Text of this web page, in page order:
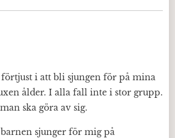
förtjust i att bli sjungen för på mina
ålder. I alla fall inte i stor grupp.
ska göra av sig.
sjunger för mig på